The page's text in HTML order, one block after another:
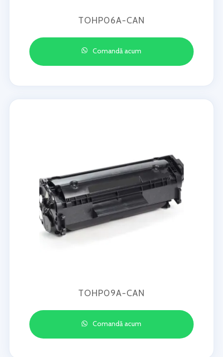
TOHP06A-CAN
Comandă acum
TOHP09A-CAN
Comandă acum